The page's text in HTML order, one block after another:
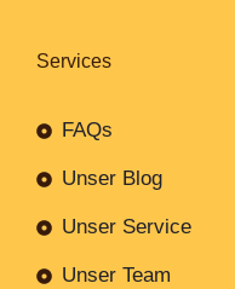
Services
FAQs
Unser Blog
Unser Service
Unser Team